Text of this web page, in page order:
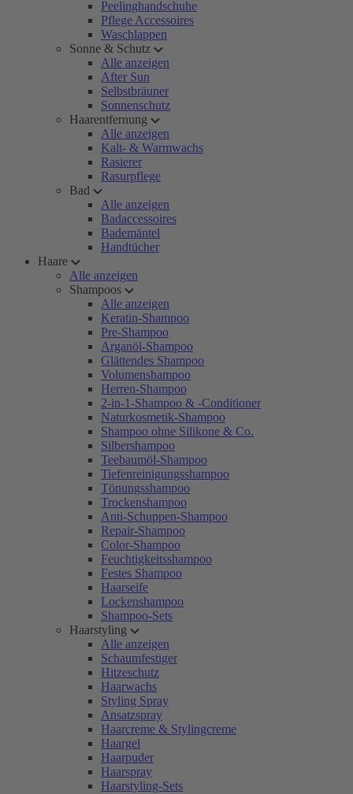
Peelinghandschuhe
Pflege Accessoires
Waschlappen
Sonne & Schutz
Alle anzeigen
After Sun
Selbstbräuner
Sonnenschutz
Haarentfernung
Alle anzeigen
Kalt- & Warmwachs
Rasierer
Rasurpflege
Bad
Alle anzeigen
Badaccessoires
Bademäntel
Handtücher
Haare
Alle anzeigen
Shampoos
Alle anzeigen
Keratin-Shampoo
Pre-Shampoo
Arganöl-Shampoo
Glättendes Shampoo
Volumenshampoo
Herren-Shampoo
2-in-1-Shampoo & -Conditioner
Naturkosmetik-Shampoo
Shampoo ohne Silikone & Co.
Silbershampoo
Teebaumöl-Shampoo
Tiefenreinigungsshampoo
Tönungsshampoo
Trockenshampoo
Anti-Schuppen-Shampoo
Repair-Shampoo
Color-Shampoo
Feuchtigkeitsshampoo
Festes Shampoo
Haarseife
Lockenshampoo
Shampoo-Sets
Haarstyling
Alle anzeigen
Schaumfestiger
Hitzeschutz
Haarwachs
Styling Spray
Ansatzspray
Haarcreme & Stylingcreme
Haargel
Haarpuder
Haarspray
Haarstyling-Sets